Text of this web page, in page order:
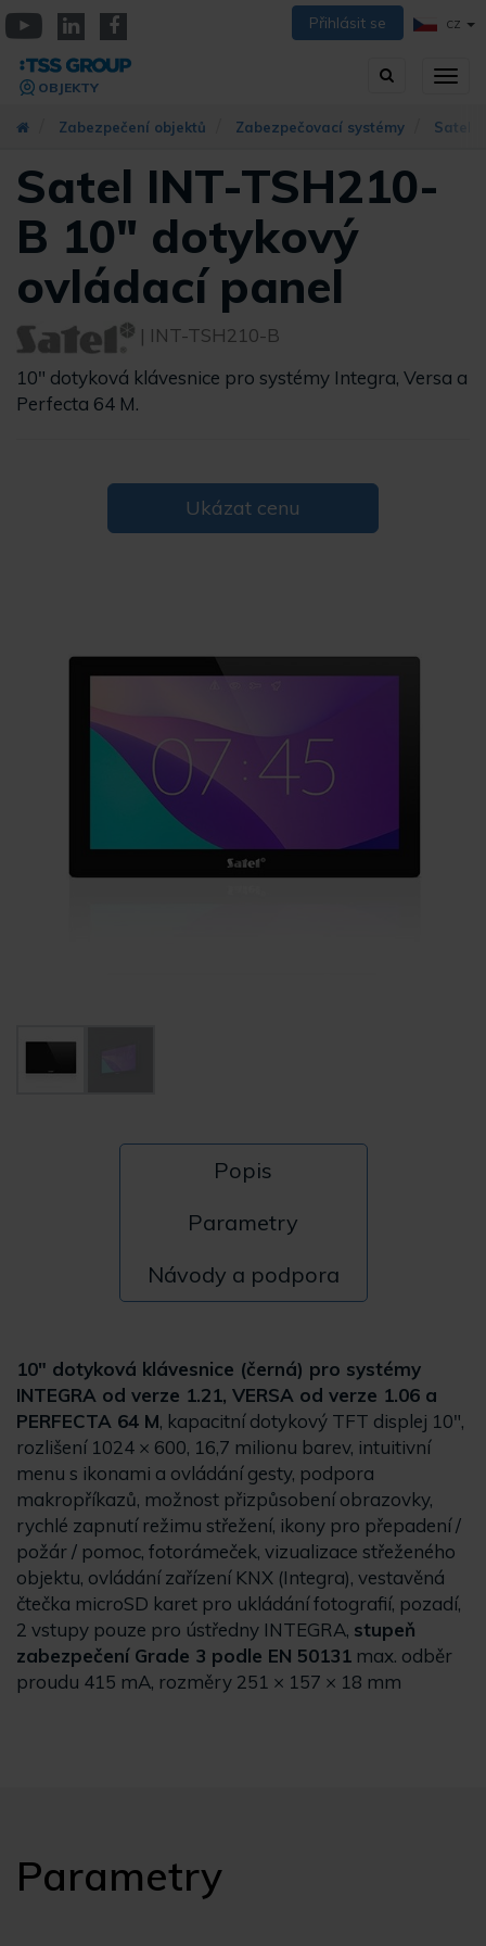
Přejít
k
hlavnímu
obsahu
Přihlásit se CZ
Vyhledávání
OBJEKTY
Zabezpečení objektů Zabezpečovací systémy Satel
Satel INT-TSH210-
B 10" dotykový
ovládací panel
| INT-TSH210-B
10" dotyková klávesnice pro systémy Integra, Versa a
Perfecta 64 M.
Ukázat cenu
Popis
Parametry
Návody a podpora
10" dotyková klávesnice (černá) pro systémy
INTEGRA od verze 1.21, VERSA od verze 1.06 a
PERFECTA 64 M, kapacitní dotykový TFT displej 10",
rozlišení 1024 × 600, 16,7 milionu barev, intuitivní
menu s ikonami a ovládání gesty, podpora
makropříkazů, možnost přizpůsobení obrazovky,
rychlé zapnutí režimu střežení, ikony pro přepadení /
požár / pomoc, fotorámeček, vizualizace střeženého
objektu, ovládání zařízení KNX (Integra), vestavěná
čtečka microSD karet pro ukládání fotografií, pozadí,
2 vstupy pouze pro ústředny INTEGRA, stupeň
zabezpečení Grade 3 podle EN 50131 max. odběr
proudu 415 mA, rozměry 251 × 157 × 18 mm
Parametry